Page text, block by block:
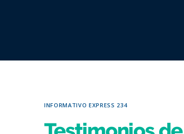
INFORMATIVO EXPRESS 234